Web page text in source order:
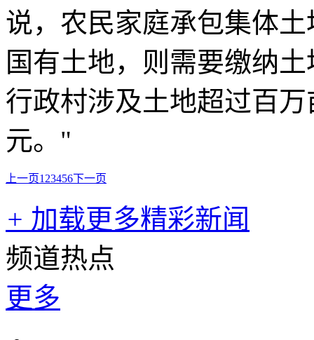
说，农民家庭承包集体
国有土地，则需要缴纳
行政村涉及土地超过百
元。"
上一页1 23456下一页
+ 加载更多精彩新闻
频道热点
更多